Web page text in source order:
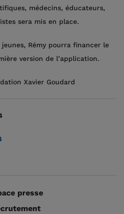
médecins, éducateurs,
sera mis en place.
Rémy pourra financer le
version de l’application.
Xavier Goudard
presse